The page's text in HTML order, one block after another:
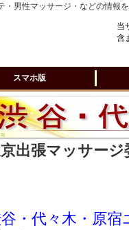
・男性マッサージ・などの情報
当
含
スマホ版
出張マッサー
・代々木・原